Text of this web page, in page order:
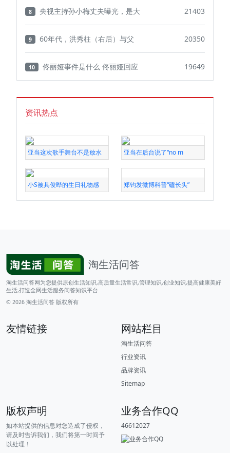
8 央视主持孙小梅丈夫曝光，是大 21403
9 60年代，洪秀柱（右后）与父 20350
10 佟丽娅事件是什么 佟丽娅回应 19649
资讯热点
亚当这次歌手舞台不是放水 亚当在后台说了“no m
小S被具俊晔的生日礼物感 郑钧发微博科普“磕长头”
淘生活问答
淘生活问答网为您提供原创生活知识,高质量生活常识,管理知识,创业知识,提高健康美好
生活,打造全网生活服务问答知识平台
© 2026 淘生活问答 版权所有
友情链接 网站栏目
淘生活问答
行业资讯
品牌资讯
Sitemap
版权声明
如本站提供的信息对您造成了侵权，
请及时告诉我们，我们将第一时间予
以处理！
业务合作QQ
46612027